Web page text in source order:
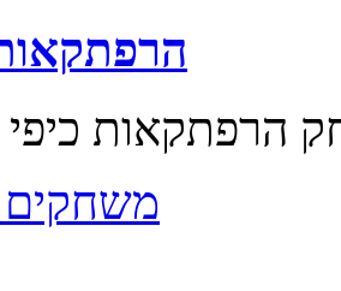
משחקים